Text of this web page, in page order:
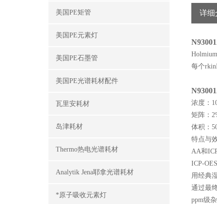
美国PE矩管
美国PE元素灯
美国PE石墨管
美国PE光谱耗材配件
瓦里安耗材
岛津耗材
Thermo热电光谱耗材
Analytik Jena耶拿光谱耗材
*原子吸收元素灯
详细
每个
浓度：
矩阵：
体积：
特点与
AA和
ICP-
用经典
通过最
ppm级